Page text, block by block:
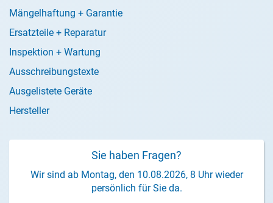
Mängelhaftung + Garantie
Ersatzteile + Reparatur
Inspektion + Wartung
Ausschreibungstexte
Ausgelistete Geräte
Hersteller
Sie haben Fragen?
Wir sind ab Montag, den 10.08.2026, 8 Uhr wieder
persönlich für Sie da.